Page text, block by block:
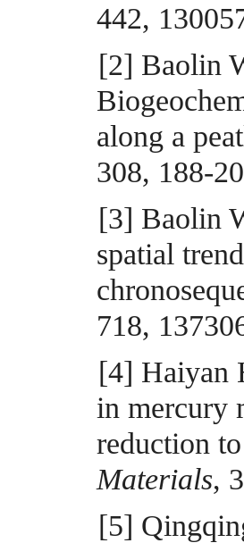
442,
[2] Baolin
along a
308, 188-
[3] Baolin
spatial
718,
[4] Haiyan
in mercury
reduction
Materials,
[5]